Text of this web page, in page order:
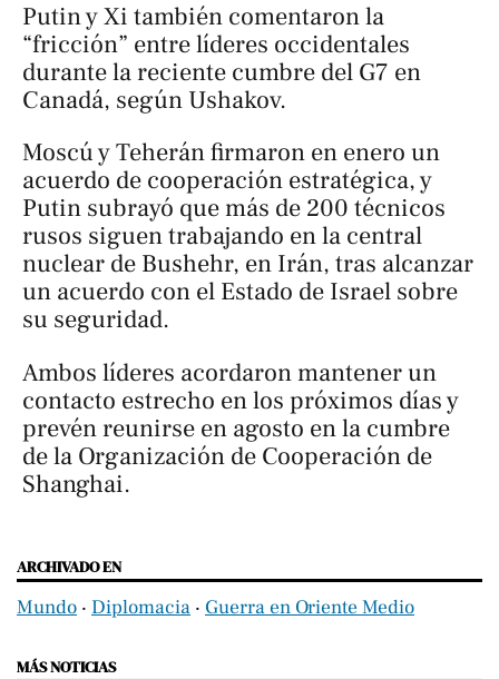
Putin y Xi también comentaron la
“fricción” entre líderes occidentales
durante la reciente cumbre del G7 en
Canadá, según Ushakov.
Moscú y Teherán firmaron en enero un
acuerdo de cooperación estratégica, y
Putin subrayó que más de 200 técnicos
rusos siguen trabajando en la central
nuclear de Bushehr, en Irán, tras alcanzar
un acuerdo con el Estado de Israel sobre
su seguridad.
Ambos líderes acordaron mantener un
contacto estrecho en los próximos días y
prevén reunirse en agosto en la cumbre
de la Organización de Cooperación de
Shanghai.
ARCHIVADO EN
Mundo ‧ Diplomacia ‧ Guerra en Oriente Medio
MÁS NOTICIAS